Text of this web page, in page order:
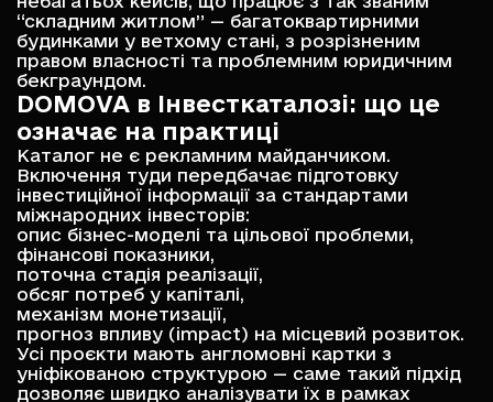
“складним житлом” — багатоквартирними
будинками у ветхому стані, з розрізненим
правом власності та проблемним юридичним
бекграундом.
DOMOVA в Інвесткаталозі: що це
означає на практиці
Каталог не є рекламним майданчиком.
Включення туди передбачає підготовку
інвестиційної інформації за стандартами
міжнародних інвесторів:
опис бізнес-моделі та цільової проблеми,
фінансові показники,
поточна стадія реалізації,
обсяг потреб у капіталі,
механізм монетизації,
прогноз впливу (impact) на місцевий розвиток.
Усі проєкти мають англомовні картки з
уніфікованою структурою — саме такий підхід
дозволяє швидко аналізувати їх в рамках